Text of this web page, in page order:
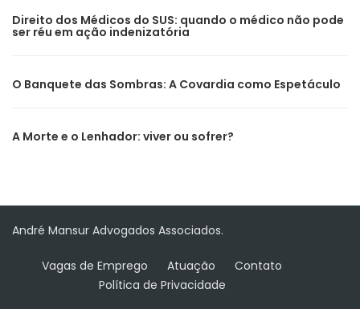
Direito dos Médicos do SUS: quando o médico não pode
ser réu em ação indenizatória
O Banquete das Sombras: A Covardia como Espetáculo
A Morte e o Lenhador: viver ou sofrer?
André Mansur Advogados Associados.
Vagas de Emprego Atuação
Contato
Política de Privacidade